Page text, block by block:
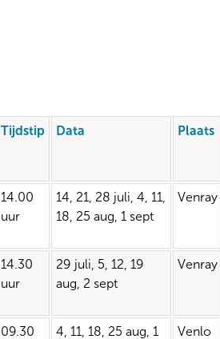
Tijdstip Data Plaats
14.00
uur
14, 21, 28 juli, 4, 11,
18, 25 aug, 1 sept
Venray
14.30
uur
29 juli, 5, 12, 19
aug, 2 sept
Venray
09.30 4, 11, 18, 25 aug, 1 Venlo